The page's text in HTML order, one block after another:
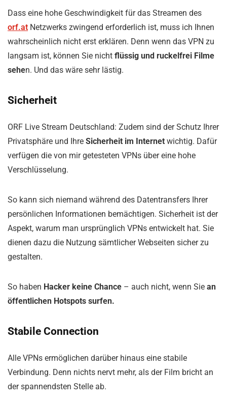
Dass eine hohe Geschwindigkeit für das Streamen des
orf.at Netzwerks zwingend erforderlich ist, muss ich Ihnen
wahrscheinlich nicht erst erklären. Denn wenn das VPN zu
langsam ist, können Sie nicht flüssig und ruckelfrei Filme
sehen. Und das wäre sehr lästig.
Sicherheit
ORF Live Stream Deutschland: Zudem sind der Schutz Ihrer
Privatsphäre und Ihre Sicherheit im Internet wichtig. Dafür
verfügen die von mir getesteten VPNs über eine hohe
Verschlüsselung.
So kann sich niemand während des Datentransfers Ihrer
persönlichen Informationen bemächtigen. Sicherheit ist der
Aspekt, warum man ursprünglich VPNs entwickelt hat. Sie
dienen dazu die Nutzung sämtlicher Webseiten sicher zu
gestalten.
So haben Hacker keine Chance – auch nicht, wenn Sie an
öffentlichen Hotspots surfen.
Stabile Connection
Alle VPNs ermöglichen darüber hinaus eine stabile
Verbindung. Denn nichts nervt mehr, als der Film bricht an
der spannendsten Stelle ab.